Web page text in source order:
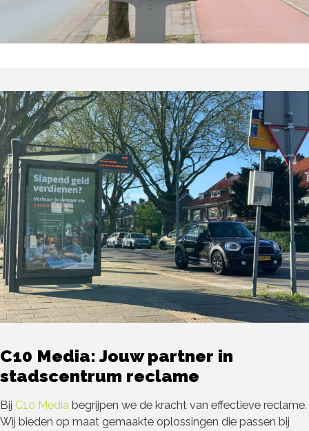
C10 Media: Jouw partner in
stadscentrum reclame
Bij C10 Media begrijpen we de kracht van effectieve reclame.
Wij bieden op maat gemaakte oplossingen die passen bij